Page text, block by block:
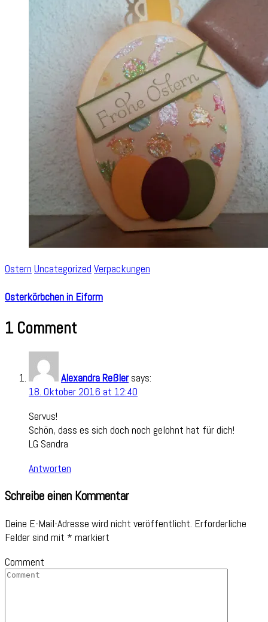
Ostern Uncategorized Verpackungen
Osterkörbchen in Eiform
1 Comment
Alexandra Reßler says:
18. Oktober 2016 at 12:40
Servus!
Schön, dass es sich doch noch gelohnt hat für dich!
LG Sandra
Antworten
Schreibe einen Kommentar
Deine E-Mail-Adresse wird nicht veröffentlicht. Erforderliche
Felder sind mit * markiert
Comment